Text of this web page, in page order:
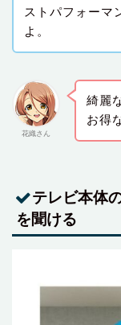
ストパフォーマ
よ。
花織さん
綺麗
お得
テレビ本体
を聞ける